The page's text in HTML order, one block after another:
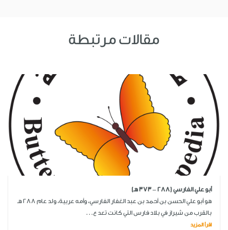
مقالات مرتبطة
أبو علي الفارسي (288 – 373 هـ)
هو أبو علي الحسن بن أحمد بن عبد الغفار الفارسي، وأمه عربية، ولد عام 288 هـ
بالقرب من شيراز في بلاد فارس التي كانت تعد ع...
اقرأ المزيد